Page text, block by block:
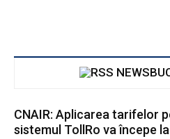
CNAIR: Aplicarea tarifelor
sistemul TollRo va începe